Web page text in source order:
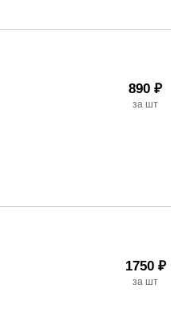
890 ₽
1750 ₽